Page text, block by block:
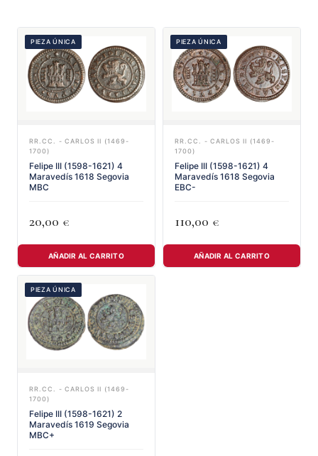
PIEZA ÚNICA
RR.CC. - CARLOS II (1469-
1700)
Felipe III (1598-1621) 4
Maravedís 1618 Segovia
MBC
20,00 €
AÑADIR AL CARRITO
PIEZA ÚNICA
RR.CC. - CARLOS II (1469-
1700)
Felipe III (1598-1621) 4
Maravedís 1618 Segovia
EBC-
110,00 €
AÑADIR AL CARRITO
PIEZA ÚNICA
RR.CC. - CARLOS II (1469-
1700)
Felipe III (1598-1621) 2
Maravedís 1619 Segovia
MBC+